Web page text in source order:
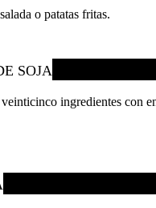
o patatas fritas.
SOJA
ingredientes con